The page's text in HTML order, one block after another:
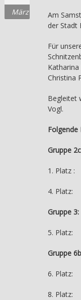
März
Am
der Stadt
Für
Christina
Begleitet
Vogl.
Folgende
Gruppe
1. Platz
4.
Gruppe
5.
Gruppe
6.
8.